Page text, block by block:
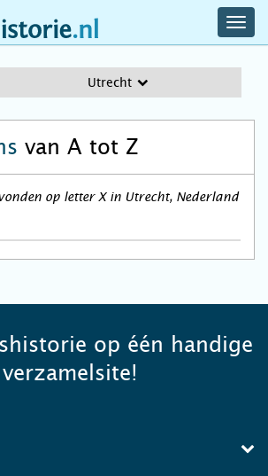
Utrecht
van A tot Z
op letter X in Utrecht, Nederland
op één handige
verzamelsite!